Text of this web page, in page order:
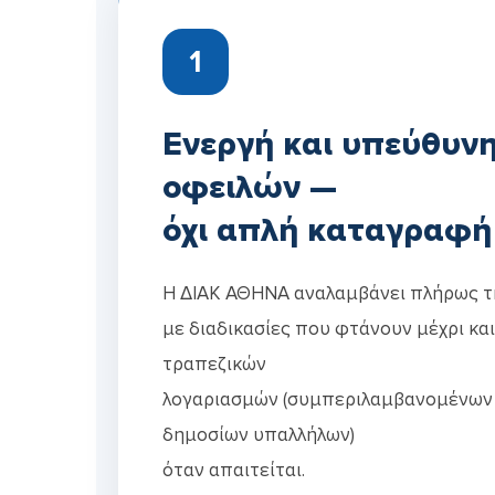
1
Ενεργή και
οφειλών —
όχι απλή
Η ΔΙΑΚ ΑΘΗΝΑ αναλαμβάνει πλήρως
με διαδικασίες που φτάνουν μέχρι
τραπεζικών
λογαριασμών
δημοσίων υπαλλήλων)
όταν απαιτείται.